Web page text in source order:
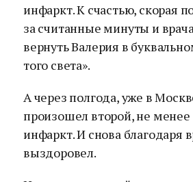
инфаркт. К счастью, скорая
за считанные минуты и
вернуть Валерия в
того света».
А через полгода, уже в
произошел второй, не
инфаркт. И снова благодаря
выздоровел.